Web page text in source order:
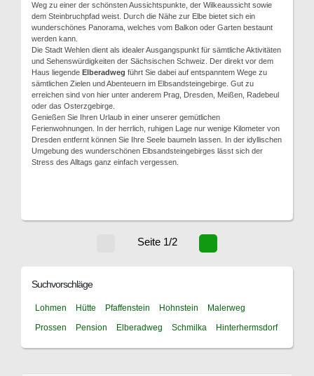
Weg zu einer der schönsten Aussichtspunkte, der Wilkeaussicht sowie
dem Steinbruchpfad weist. Durch die Nähe zur Elbe bietet sich ein
wunderschönes Panorama, welches vom Balkon oder Garten bestaunt
werden kann.
Die Stadt Wehlen dient als idealer Ausgangspunkt für sämtliche Aktivitäten
und Sehenswürdigkeiten der Sächsischen Schweiz. Der direkt vor dem
Haus liegende Elberadweg führt Sie dabei auf entspanntem Wege zu
sämtlichen Zielen und Abenteuern im Elbsandsteingebirge. Gut zu
erreichen sind von hier unter anderem Prag, Dresden, Meißen, Radebeul
oder das Osterzgebirge.
Genießen Sie Ihren Urlaub in einer unserer gemütlichen
Ferienwohnungen. In der herrlich, ruhigen Lage nur wenige Kilometer von
Dresden entfernt können Sie Ihre Seele baumeln lassen. In der idyllischen
Umgebung des wunderschönen Elbsandsteingebirges lässt sich der
Stress des Alltags ganz einfach vergessen.
Seite 1/2
Suchvorschläge
Lohmen Hütte Pfaffenstein Hohnstein
Malerweg
Prossen
Pension Elberadweg Schmilka Hinterhermsdorf